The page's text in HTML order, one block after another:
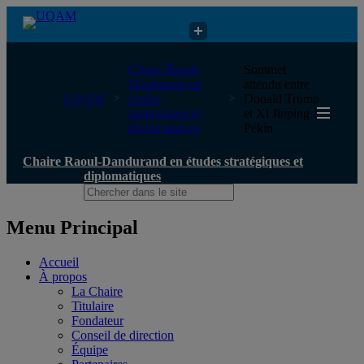
Chaire Raoul-Dandurand en études stratégiques et diplomatiques
UQAM
Chaire Raoul-
Dandurand en
études
stratégiques et
diplomatiques
Sommet
attendu entre
Donald Trump
et Xi Jinping à
Pékin
Chaire Raoul-Dandurand en études stratégiques et
diplomatiques
Menu Principal
Accueil
À propos
La Chaire
Titulaire
Fondateur
Conseil de direction
Équipe